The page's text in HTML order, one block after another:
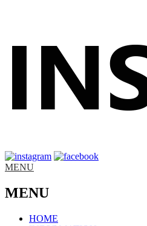
MENU
MENU
HOME